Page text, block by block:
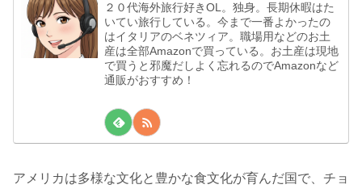
２０代海外旅行好きOL。独身。長期休暇はた
いてい旅行している。今まで一番よかったの
はイタリアのベネツィア。職場用などのお土
産は全部Amazonで買っている。お土産は現地
で買うと邪魔だしよく忘れるのでAmazonなど
通販がおすすめ！
アメリカは多様な文化と豊かな食文化が育んだ国で、チョ